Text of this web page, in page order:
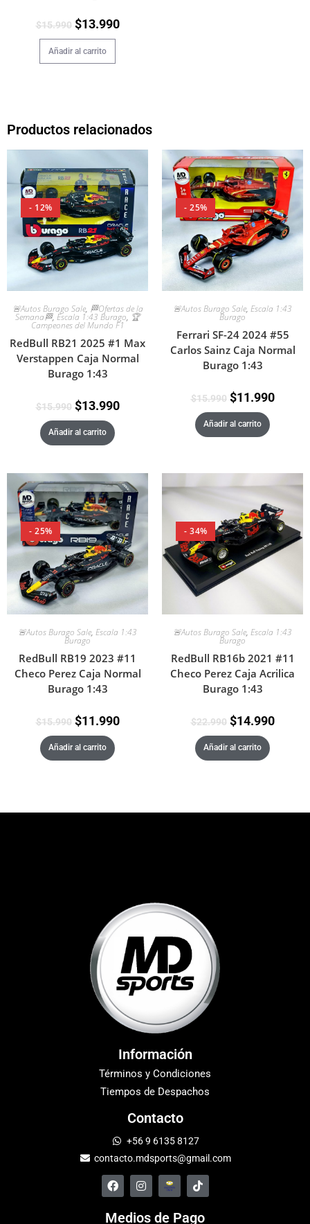
$15.990 $13.990
Añadir al carrito
Productos relacionados
- 12%
🚨Autos Burago Sale, 🏁Ofertas de la
Semana🏁, Escala 1:43 Burago, 🏆
Campeones del Mundo F1
RedBull RB21 2025 #1 Max
Verstappen Caja Normal
Burago 1:43
$15.990 $13.990
Añadir al carrito
- 25%
🚨Autos Burago Sale, Escala 1:43
Burago
Ferrari SF-24 2024 #55
Carlos Sainz Caja Normal
Burago 1:43
$15.990 $11.990
Añadir al carrito
- 25%
🚨Autos Burago Sale, Escala 1:43
Burago
RedBull RB19 2023 #11
Checo Perez Caja Normal
Burago 1:43
$15.990 $11.990
Añadir al carrito
- 34%
🚨Autos Burago Sale, Escala 1:43
Burago
RedBull RB16b 2021 #11
Checo Perez Caja Acrilica
Burago 1:43
$22.990 $14.990
Añadir al carrito
Información
Términos y Condiciones
Tiempos de Despachos
Contacto
+56 9 6135 8127
contacto.mdsports@gmail.com
Medios de Pago